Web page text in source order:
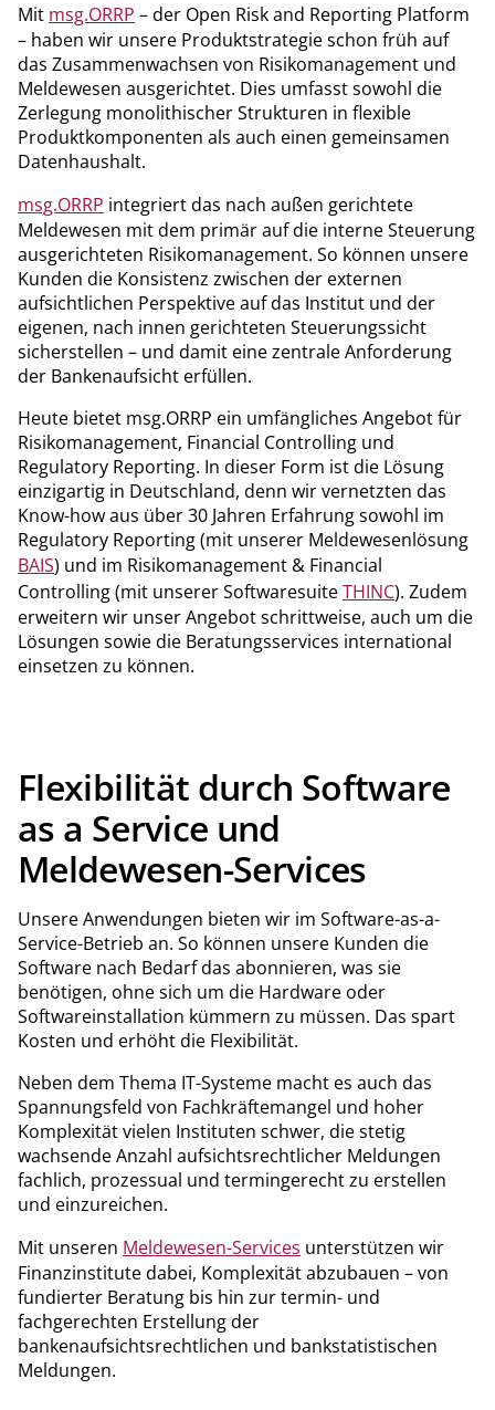
Mit msg.ORRP – der Open Risk and Reporting Platform
– haben wir unsere Produktstrategie schon früh auf
das Zusammenwachsen von Risikomanagement und
Meldewesen ausgerichtet. Dies umfasst sowohl die
Zerlegung monolithischer Strukturen in flexible
Produktkomponenten als auch einen gemeinsa­men
Datenhaushalt.
msg.ORRP integriert das nach außen gerichtete
Meldewesen mit dem primär auf die interne Steuerung
ausgerichteten Risikomanagement. So können unsere
Kunden die Konsistenz zwischen der externen
aufsichtlichen Perspektive auf das Institut und der
eigenen, nach innen gerichteten Steuerungssicht
sicherstellen – und damit eine zentrale Anforderung
der Bankenaufsicht erfüllen.
Heute bietet msg.ORRP ein umfängliches Angebot für
Risikomanagement, Financial Controlling und
Regulatory Reporting. In dieser Form ist die Lösung
einzigartig in Deutschland, denn wir vernetzten das
Know-how aus über 30 Jahren Erfahrung sowohl im
Regulatory Reporting (mit unserer Meldewesenlösung
BAIS) und im Risikomanagement & Financial
Controlling (mit unserer SoftwaresuiteTHINC). Zudem
erweitern wir unser Angebot schrittweise, auch um die
Lösungen sowie die Beratungsservices international
einsetzen zu können.
Flexibilität durch Software
as a Service und
Meldewesen-Services
Unsere Anwendungen bieten wir im Software-as-a-
Service-Betrieb an. So können unsere Kunden die
Software nach Bedarf das abonnieren, was sie
benötigen, ohne sich um die Hardware oder
Softwareinstallation kümmern zu müssen. Das spart
Kosten und erhöht die Flexibilität.
Neben dem Thema IT-Systeme macht es auch das
Spannungsfeld von Fachkräftemangel und hoher
Komplexität vielen Instituten schwer, die stetig
wachsende Anzahl aufsichtsrechtlicher Meldungen
fachlich, prozessual und termingerecht zu erstellen
und einzureichen.
Mit unseren Meldewesen-Services unterstützen wir
Finanzinstitute dabei, Komplexität abzubauen – von
fundierter Beratung bis hin zur termin- und
fachgerechten Erstellung der
bankenaufsichtsrechtlichen und bankstatistischen
Meldungen.